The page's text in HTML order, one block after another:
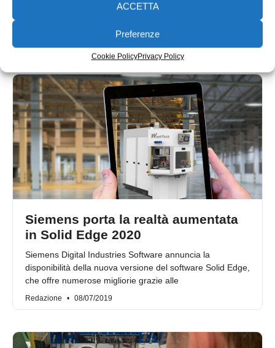
ACCETTA
Preferenze
Cookie PolicyPrivacy Policy
con TeamViewer Pilot offre una connessione protetta per
Siemens porta la realtà aumentata
in Solid Edge 2020
Siemens Digital Industries Software annuncia la
disponibilità della nuova versione del software Solid Edge,
che offre numerose migliorie grazie alle
Redazione 08/07/2019